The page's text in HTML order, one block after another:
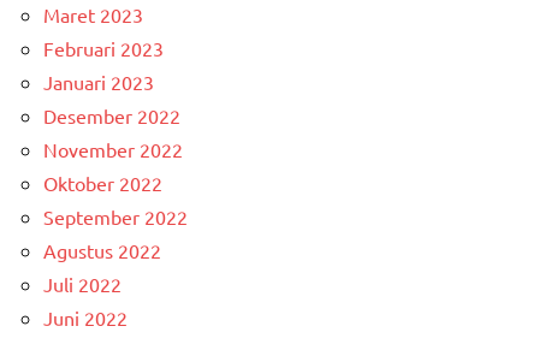
Maret 2023
Februari 2023
Januari 2023
Desember 2022
November 2022
Oktober 2022
September 2022
Agustus 2022
Juli 2022
Juni 2022